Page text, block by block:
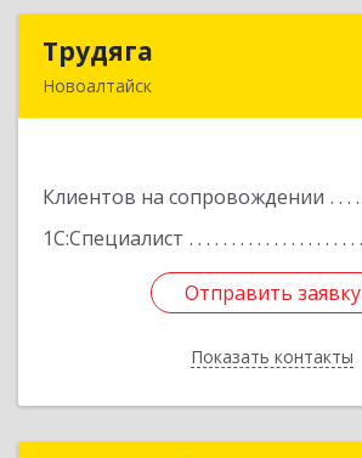
Трудяга
Новоалтайск
Клиентов на сопровождении
1С:Специалист
Отправить заявку
Показать контакты
Отправить заявку
Назад